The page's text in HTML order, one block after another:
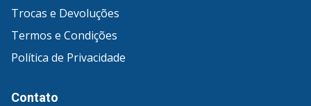
Trocas e Devoluções
Termos e Condições
Política de Privacidade
Contato